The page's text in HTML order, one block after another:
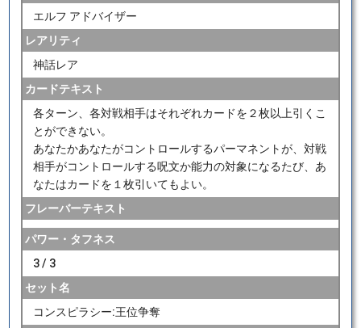
エルフ アドバイザー
レアリティ
神話レア
カードテキスト
各ターン、各対戦相手はそれぞれカードを２枚以上引くこ
とができない。
あなたかあなたがコントロールするパーマネントが、対戦
相手がコントロールする呪文か能力の対象になるたび、あ
なたはカードを１枚引いてもよい。
フレーバーテキスト
パワー・タフネス
3 / 3
セット名
コンスピラシー:王位争奪